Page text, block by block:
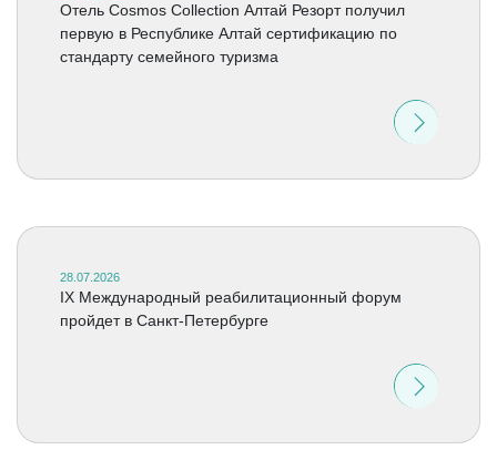
Отель Cosmos Collection Алтай Резорт получил
первую в Республике Алтай сертификацию по
стандарту семейного туризма
28.07.2026
IX Международный реабилитационный форум
пройдет в Санкт-Петербурге